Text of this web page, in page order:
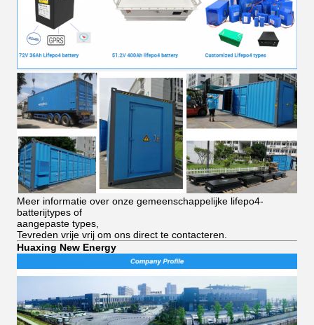
Meer informatie over onze gemeenschappelijke lifepo4-
batterijtypes of
aangepaste types,
Tevreden vrije vrij om ons direct te contacteren.
Huaxing New Energy